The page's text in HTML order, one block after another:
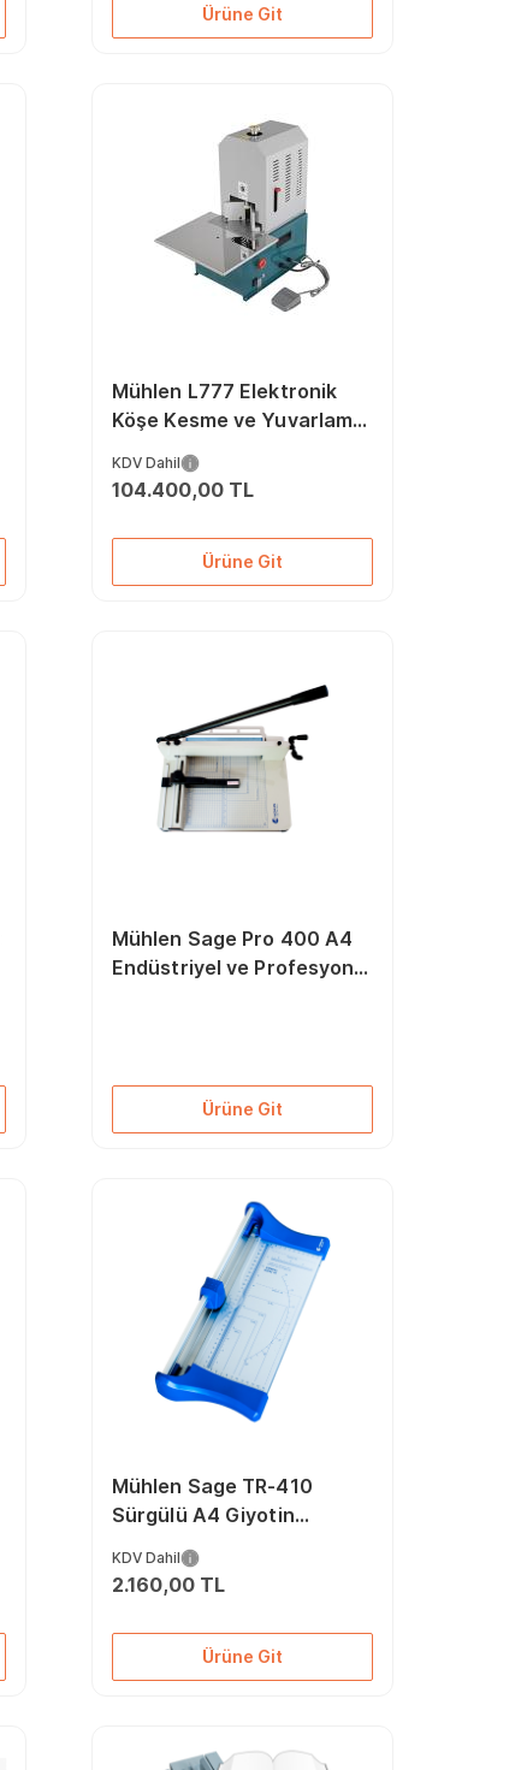
Ürüne Git
Mühlen L777 Elektronik
Köşe Kesme ve Yuvarlama
Makinesi
KDV Dahil
104.400,00 TL
Ürüne Git
Mühlen Sage Pro 400 A4
Endüstriyel ve Profesyonel
Ürüne Git
Mühlen Sage TR-410
Sürgülü A4 Giyotin
Makinesi
KDV Dahil
2.160,00 TL
Ürüne Git